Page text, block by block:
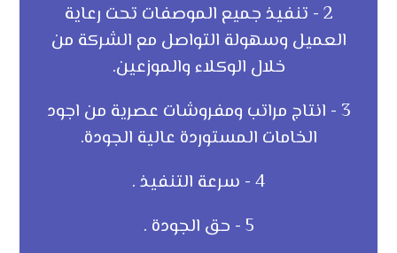
2 - تنفيذ جميع الموصفات تحت رعاية
العميل وسهولة التواصل مع الشركة من
خلال الوكلاء والموزعين.
3 - انتاج مراتب ومفروشات عصرية من اجود
الخامات المستوردة عالية الجودة.
4 - سرعة التنفيذ .
5 - حق الجودة .